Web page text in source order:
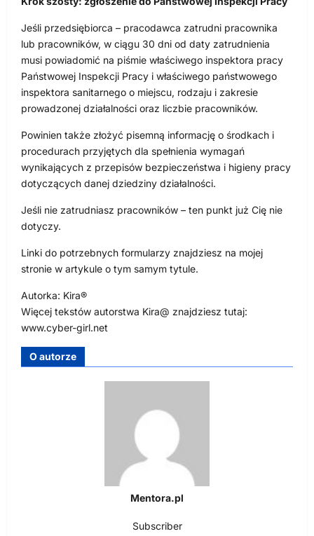
Jeśli przedsiębiorca – pracodawca zatrudni pracownika
lub pracowników, w ciągu 30 dni od daty zatrudnienia
musi powiadomić na piśmie właściwego inspektora pracy
Państwowej Inspekcji Pracy i właściwego państwowego
inspektora sanitarnego o miejscu, rodzaju i zakresie
prowadzonej działalności oraz liczbie pracowników.
Powinien także złożyć pisemną informację o środkach i
procedurach przyjętych dla spełnienia wymagań
wynikających z przepisów bezpieczeństwa i higieny pracy
dotyczących danej dziedziny działalności.
Jeśli nie zatrudniasz pracowników – ten punkt już Cię nie
dotyczy.
Linki do potrzebnych formularzy znajdziesz na mojej
stronie w artykule o tym samym tytule.
Autorka: Kira®
Więcej tekstów autorstwa Kira@ znajdziesz tutaj:
www.cyber-girl.net
O autorze
Mentora.pl
Subscriber